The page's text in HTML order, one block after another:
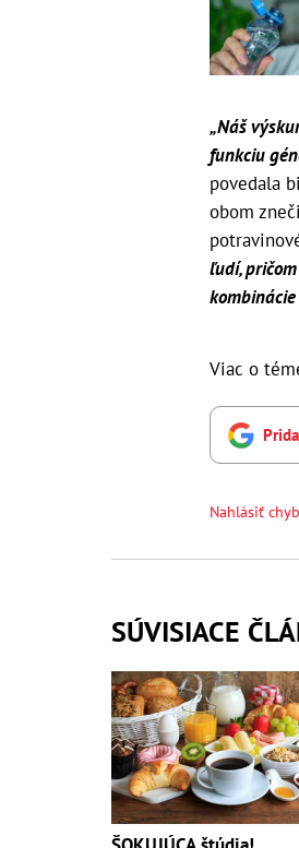
„Náš
funkciu
povedala
obom
ľudí,
Viac o
Nahlásiť
SÚVISIACE